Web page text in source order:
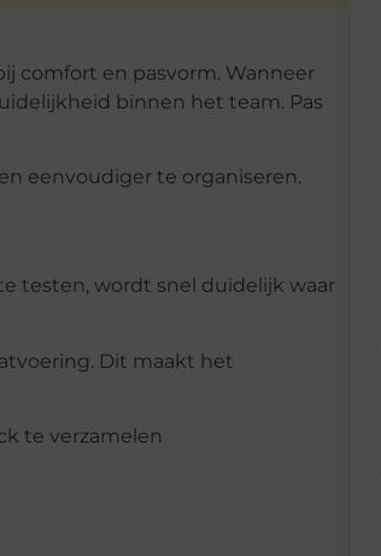
comfort en pasvorm. Wanneer
binnen het team. Pas
eenvoudiger te organiseren.
testen, wordt snel duidelijk waar
Dit maakt het
te verzamelen